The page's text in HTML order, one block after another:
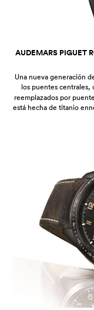
AUDEMARS PIGUET
Una nueva generación
los puentes centrales,
reemplazados por
está hecha de titanio